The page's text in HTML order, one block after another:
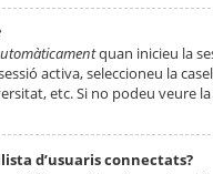
quan inicieu la
activa, seleccioneu la
etc. Si no podeu
d’usuaris connectats?